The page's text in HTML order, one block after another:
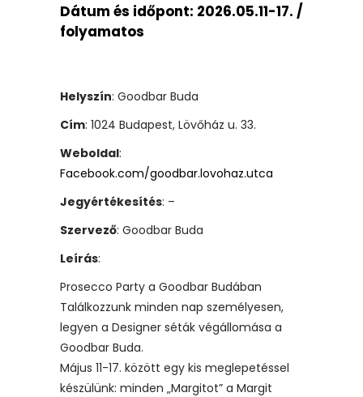
Dátum és időpont: 2026.05.11-17. /
folyamatos
Helyszín: Goodbar Buda
Cím: 1024 Budapest, Lövőház u. 33.
Weboldal:
Facebook.com/goodbar.lovohaz.utca
Jegyértékesítés: –
Szervező: Goodbar Buda
Leírás:
Prosecco Party a Goodbar Budában
Találkozzunk minden nap személyesen,
legyen a Designer séták végállomása a
Goodbar Buda.
Május 11-17. között egy kis meglepetéssel
készülünk: minden „Margitot” a Margit